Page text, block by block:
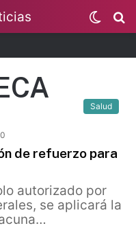
Switch
skin
Salud
0
de refuerzo para
autorizado por
se aplicará la